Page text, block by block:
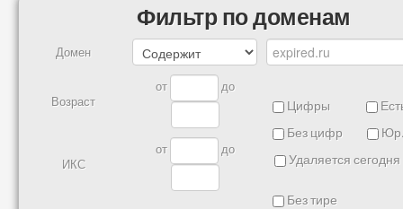
Фильтр по доменам
Домен
Возраст
от до
Цифры
Без цифр
Удаляется сегодня
ИКС
от до
Без тире